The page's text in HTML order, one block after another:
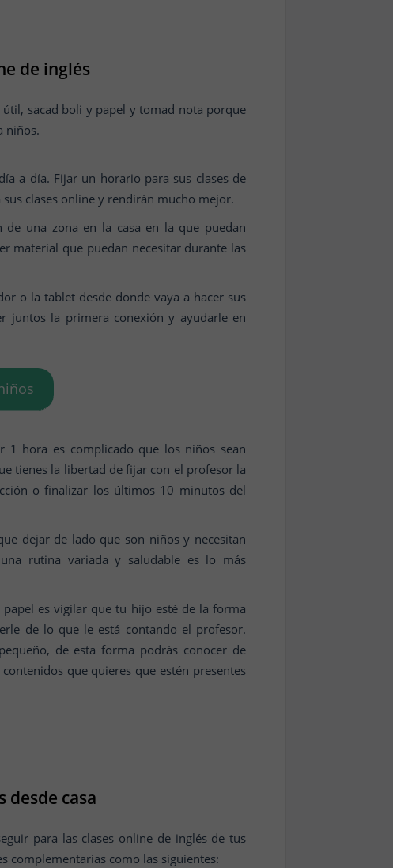
de inglés
útil, sacad boli y papel y tomad nota porque
niños.
a día. Fijar un horario para sus clases de
clases online y rendirán mucho mejor.
una zona en la casa en la que puedan
material que puedan necesitar durante las
o la tablet desde donde vaya a hacer sus
juntos la primera conexión y ayudarle en
1 hora es complicado que los niños sean
tienes la libertad de fijar con el profesor la
o finalizar los últimos 10 minutos del
dejar de lado que son niños y necesitan
rutina variada y saludable es lo más
es vigilar que tu hijo esté de la forma
de lo que le está contando el profesor.
de esta forma podrás conocer de
que quieres que estén presentes
casa
para las clases online de inglés de tus
complementarias como las siguientes: